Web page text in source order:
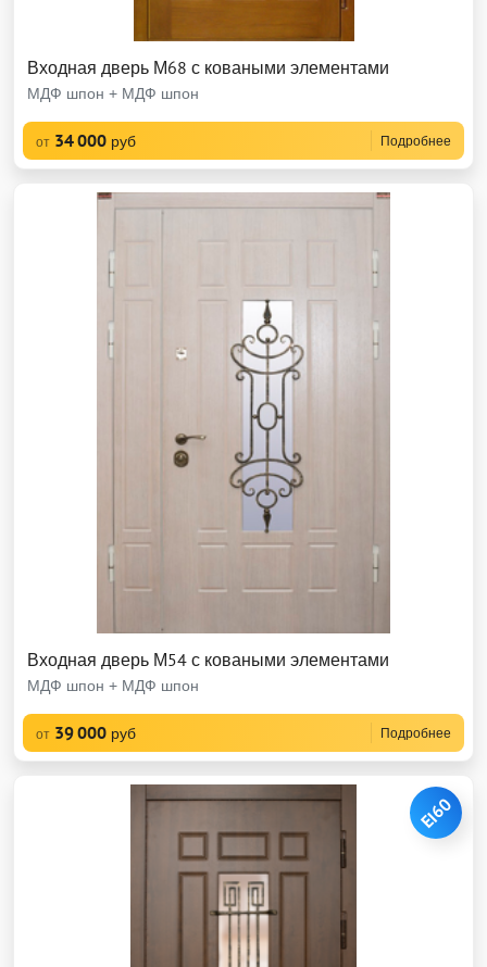
Входная дверь М68 с коваными элементами
МДФ шпон + МДФ шпон
от 34 000 руб Подробнее
Входная дверь М54 с коваными элементами
МДФ шпон + МДФ шпон
от 39 000 руб Подробнее
EI60